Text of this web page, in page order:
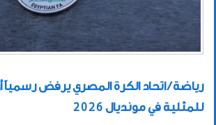
رياضة / اتحاد الكرة المصري يرفض
للمثلية في مونديال 2026